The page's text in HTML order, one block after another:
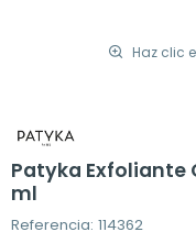
Haz clic
Patyka Exfoliante
ml
Referencia: 114362